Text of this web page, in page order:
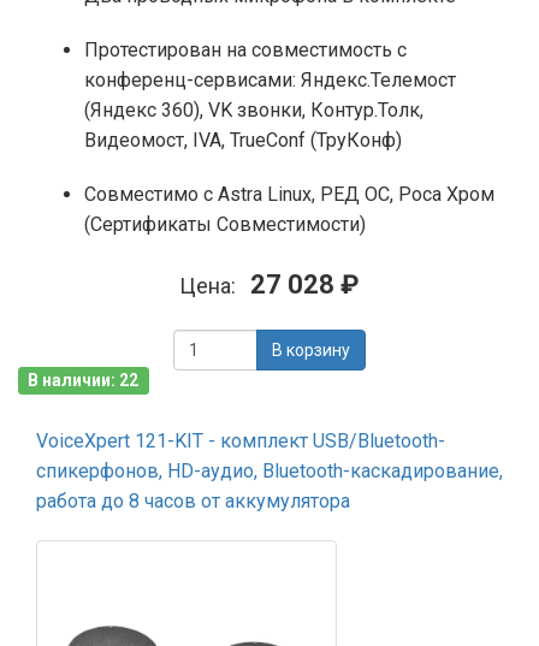
Протестирован на совместимость с
конференц-сервисами: Яндекс.Телемост
(Яндекс 360), VK звонки, Контур.Толк,
Видеомост, IVA, TrueConf (ТруКонф)
Совместимо с Astra Linux, РЕД ОС, Роса Хром
(Сертификаты Совместимости)
Цена: 27 028 ₽
В корзину
В наличии: 22
VoiceXpert 121-KIT - комплект USB/Bluetooth-
спикерфонов, HD-аудио, Bluetooth-каскадирование,
работа до 8 часов от аккумулятора